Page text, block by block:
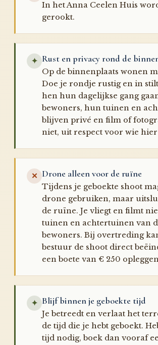
In het Anna Ceelen Huis
gerookt.
✦ Rust en privacy rond de
Op de binnenplaats wonen
Doe je rondje rustig en in
hen hun dagelijkse gang
bewoners, hun tuinen en
blijven privé en film of
niet, uit respect voor wie
✕ Drone alleen voor de ruïne
Tijdens je geboekte shoot
drone gebruiken, maar
de ruïne. Je vliegt en filmt
tuinen en achtertuinen van
bewoners. Bij overtreding
bestuur de shoot direct
een boete van € 250
✦ Blijf binnen je geboekte tijd
Je betreedt en verlaat het
de tijd die je hebt geboekt.
tijd nodig, boek dan vooraf